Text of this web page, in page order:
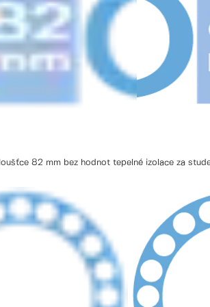
82 mm bez hodnot tepelné izolace za